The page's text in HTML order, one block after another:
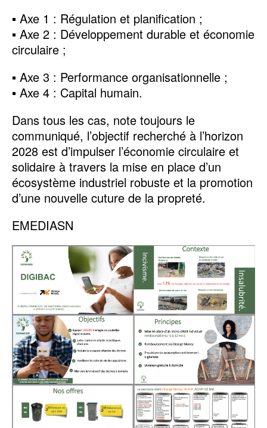
▪ Axe 1 : Régulation et planification ;
▪ Axe 2 : Développement durable et économie
circulaire ;
▪ Axe 3 : Performance organisationnelle ;
▪ Axe 4 : Capital humain.
Dans tous les cas, note toujours le
communiqué, l’objectif recherché à l’horizon
2028 est d’impulser l’économie circulaire et
solidaire à travers la mise en place d’un
écosystème industriel robuste et la promotion
d’une nouvelle cuture de la propreté.
EMEDIASN